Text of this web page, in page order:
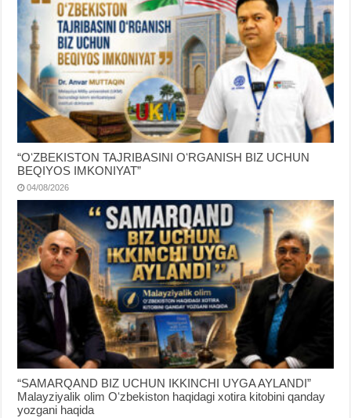
“OʻZBEKISTON TAJRIBASINI OʻRGANISH BIZ UCHUN
BEQIYOS IMKONIYAT”
04/08/2026
“SAMARQAND BIZ UCHUN IKKINCHI UYGA AYLANDI”
Malayziyalik olim Oʻzbekiston haqidagi xotira kitobini qanday
yozgani haqida